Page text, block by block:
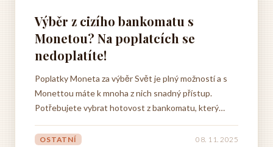
Výběr z cizího bankomatu s
Monetou? Na poplatcích se
nedoplatíte!
Poplatky Moneta za výběr Svět je plný možností a s
Monettou máte k mnoha z nich snadný přístup.
Potřebujete vybrat hotovost z bankomatu, který
bankomatu může být někdy spojeno s poplatkem,
OSTATNÍ 08. 11. 2025